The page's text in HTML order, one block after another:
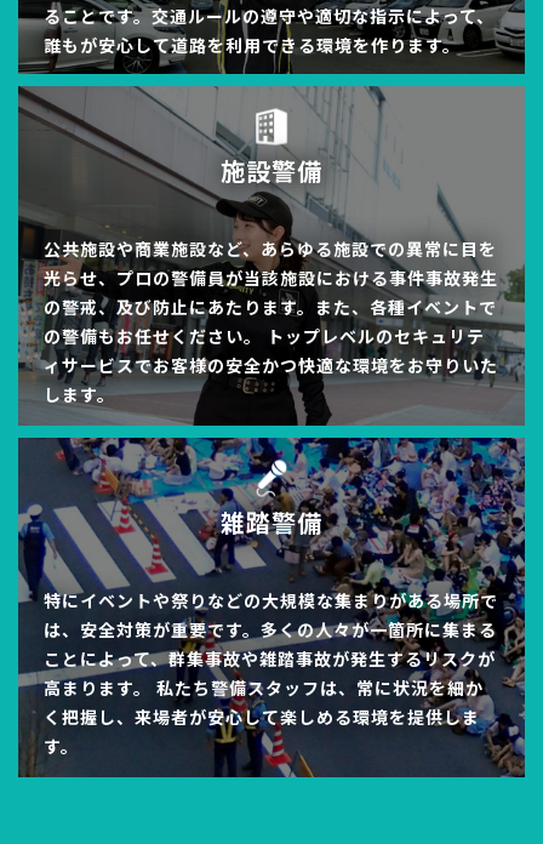
ることです。交通ルールの遵守や適切な指示によって、
誰もが安心して道路を利用できる環境を作ります。
施設警備
公共施設や商業施設など、あらゆる施設での異常に目を
光らせ、プロの警備員が当該施設における事件事故発生
の警戒、及び防止にあたります。また、各種イベントで
の警備もお任せください。 トップレベルのセキュリテ
ィサービスでお客様の安全かつ快適な環境をお守りいた
します。
雑踏警備
特にイベントや祭りなどの大規模な集まりがある場所で
は、安全対策が重要です。多くの人々が一箇所に集まる
ことによって、群集事故や雑踏事故が発生するリスクが
高まります。 私たち警備スタッフは、常に状況を細か
く把握し、来場者が安心して楽しめる環境を提供しま
す。